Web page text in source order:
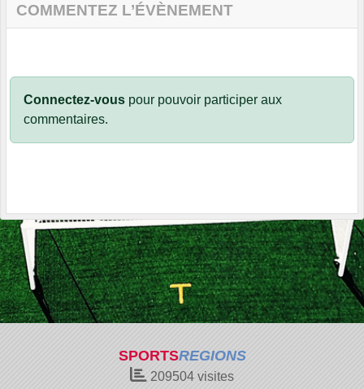
COMMENTEZ L’ÉVÈNEMENT
Connectez-vous pour pouvoir participer aux
commentaires.
SPORTSREGIONS
209504 visites